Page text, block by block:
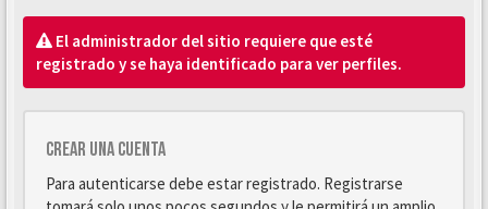
El administrador del sitio requiere que esté
registrado y se haya identificado para ver perfiles.
Crear una cuenta
Para autenticarse debe estar registrado. Registrarse